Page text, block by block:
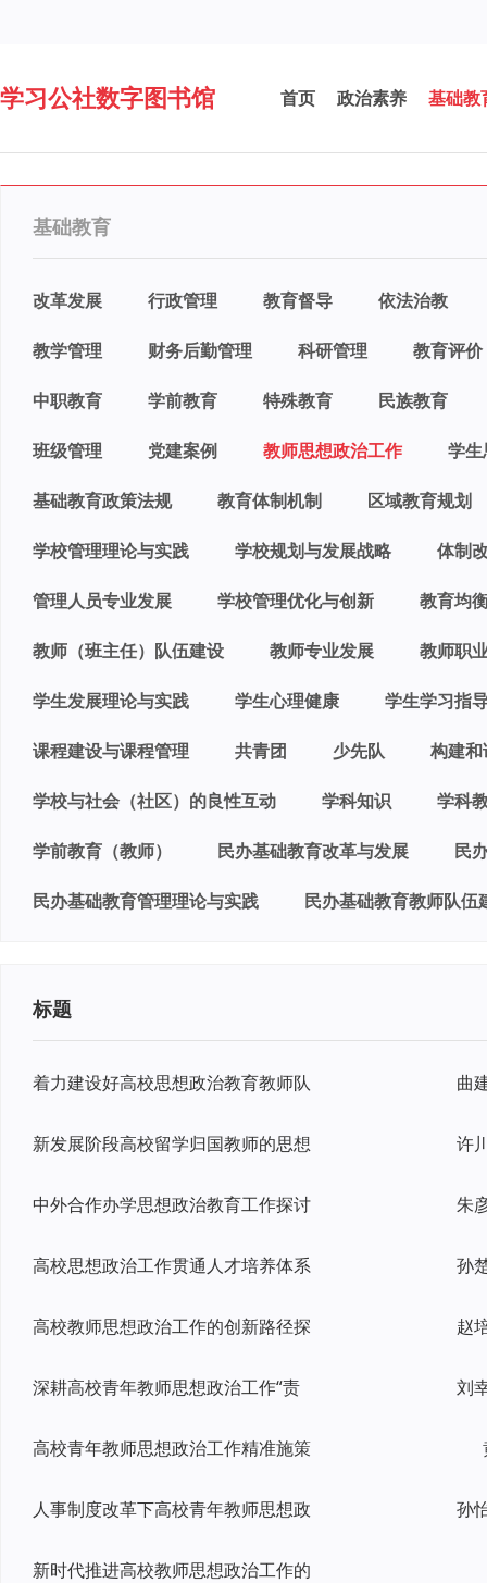
学习公社数字图书馆 首页 政治素养 基础教
基础教育
改革发展 行政管理 教育督导 依法治教
教学管理 财务后勤管理 科研管理 教育评价
中职教育 学前教育 特殊教育 民族教育
班级管理 党建案例 教师思想政治工作 学
基础教育政策法规 教育体制机制 区域教育规划
学校管理理论与实践 学校规划与发展战略 体制
管理人员专业发展 学校管理优化与创新 教育均
教师（班主任）队伍建设 教师专业发展 教师职
学生发展理论与实践 学生心理健康 学生学习指
课程建设与课程管理 共青团 少先队 构建
学校与社会（社区）的良性互动 学科知识 学科
学前教育（教师） 民办基础教育改革与发展 民
民办基础教育管理理论与实践 民办基础教育教师队伍
标题
着力建设好高校思想政治教育教师队
新发展阶段高校留学归国教师的思想
中外合作办学思想政治教育工作探讨
高校思想政治工作贯通人才培养体系
高校教师思想政治工作的创新路径探
深耕高校青年教师思想政治工作“责
高校青年教师思想政治工作精准施策
人事制度改革下高校青年教师思想政
新时代推进高校教师思想政治工作的